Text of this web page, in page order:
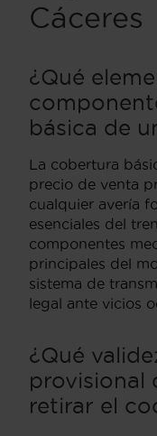
Cáceres
¿Qué
básica de
La cobertura
precio de venta
cualquier avería
esenciales del
componentes
principales del
sistema de
legal ante vicios
¿Qué
provisional
retirar el